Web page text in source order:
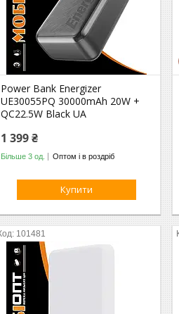
Power Bank Energizer
UE30055PQ 30000mAh 20W +
QC22.5W Black UA
1 399 ₴
Більше 3 од. Оптом і в роздріб
Купити
101481